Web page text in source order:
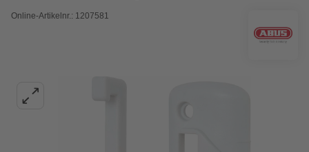
Online-Artikelnr.: 1207581